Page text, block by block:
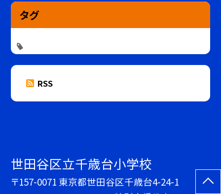
タグ
RSS
世田谷区立千歳台小学校
〒157-0071 東京都世田谷区千歳台4-24-1